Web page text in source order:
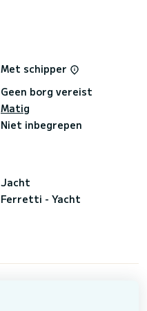
Met schipper
Geen borg vereist
Matig
Niet inbegrepen
Jacht
Ferretti - Yacht